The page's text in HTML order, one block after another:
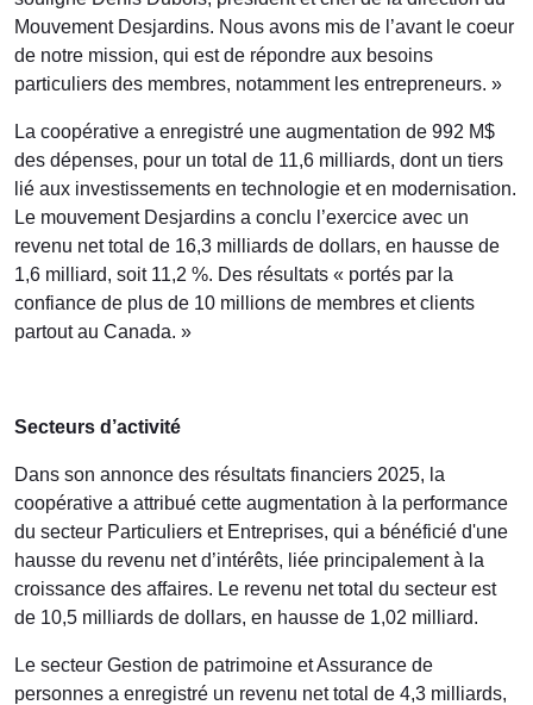
Mouvement Desjardins. Nous avons mis de l’avant le coeur
de notre mission, qui est de répondre aux besoins
particuliers des membres, notamment les entrepreneurs. »
La coopérative a enregistré une augmentation de 992 M$
des dépenses, pour un total de 11,6 milliards, dont un tiers
lié aux investissements en technologie et en modernisation.
Le mouvement Desjardins a conclu l’exercice avec un
revenu net total de 16,3 milliards de dollars, en hausse de
1,6 milliard, soit 11,2 %. Des résultats « portés par la
confiance de plus de 10 millions de membres et clients
partout au Canada. »
Secteurs d’activité
Dans son annonce des résultats financiers 2025, la
coopérative a attribué cette augmentation à la performance
du secteur Particuliers et Entreprises, qui a bénéficié d'une
hausse du revenu net d’intérêts, liée principalement à la
croissance des affaires. Le revenu net total du secteur est
de 10,5 milliards de dollars, en hausse de 1,02 milliard.
Le secteur Gestion de patrimoine et Assurance de
personnes a enregistré un revenu net total de 4,3 milliards,